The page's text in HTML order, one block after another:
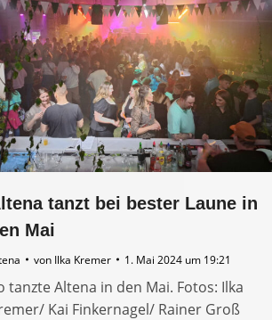
tanzt bei bester Laune in
Mai
von Ilka Kremer 1. Mai 2024 um 19:21
tanzte Altena in den Mai. Fotos: Ilka
Kai Finkernagel/ Rainer Groß